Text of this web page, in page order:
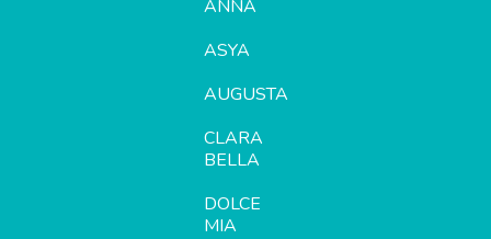
ANNA
ASYA
AUGUSTA
CLARA
BELLA
DOLCE
MIA